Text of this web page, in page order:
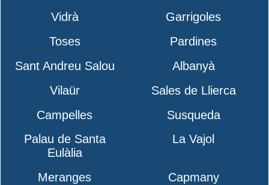
Vidrà
Garrigoles
Toses
Pardines
Sant Andreu Salou
Albanyà
Vilaür
Sales de Llierca
Campelles
Susqueda
Palau de Santa
Eulàlia
La Vajol
Meranges
Capmany